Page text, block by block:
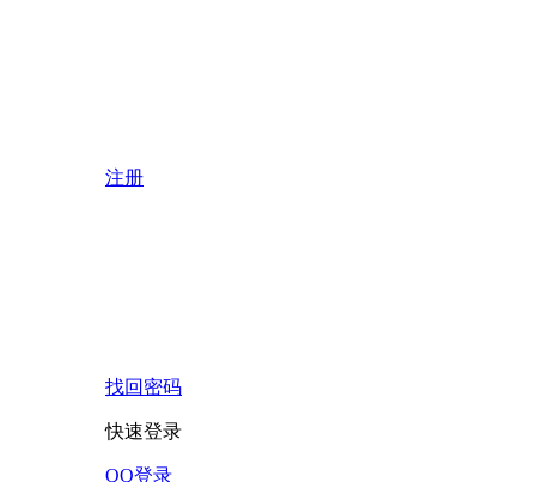
注册
找回密码
快速登录
QQ登录